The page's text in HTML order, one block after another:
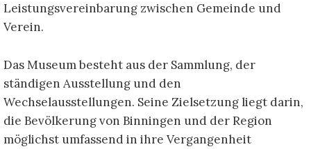
Leistungsvereinbarung zwischen Gemeinde und
Verein.
Das Museum besteht aus der Sammlung, der
ständigen Ausstellung und den
Wechselausstellungen. Seine Zielsetzung liegt darin,
die Bevölkerung von Binningen und der Region
möglichst umfassend in ihre Vergangenheit